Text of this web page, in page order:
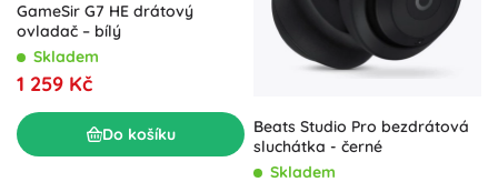
GameSir G7 HE drátový
ovladač – bílý
Skladem
1 259 Kč
Do košíku
Beats Studio Pro bezdrátová
sluchátka - černé
Skladem